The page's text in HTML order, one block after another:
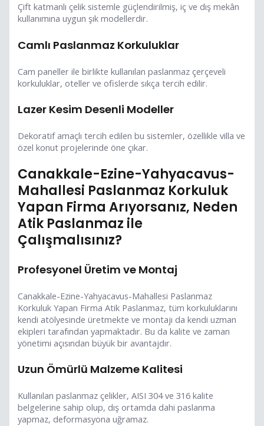
Çift katmanlı çelik sistemle güçlendirilmiş, iç ve dış mekân
kullanımına uygun şık modellerdir.
Camlı Paslanmaz Korkuluklar
Cam paneller ile birlikte kullanılan paslanmaz çerçeveli
korkuluklar, oteller ve ofislerde sıkça tercih edilir.
Lazer Kesim Desenli Modeller
Dekoratif amaçlı tercih edilen bu sistemler, özellikle villa ve
özel konut projelerinde öne çıkar.
Canakkale-Ezine-Yahyacavus-
Mahallesi Paslanmaz Korkuluk
Yapan Firma Arıyorsanız, Neden
Atik Paslanmaz ile
Çalışmalısınız?
Profesyonel Üretim ve Montaj
Canakkale-Ezine-Yahyacavus-Mahallesi Paslanmaz
Korkuluk Yapan Firma Atik Paslanmaz, tüm korkuluklarını
kendi atölyesinde üretmekte ve montajı da kendi uzman
ekipleri tarafından yapmaktadır. Bu da kalite ve zaman
yönetimi açısından büyük bir avantajdır.
Uzun Ömürlü Malzeme Kalitesi
Kullanılan paslanmaz çelikler, AISI 304 ve 316 kalite
belgelerine sahip olup, dış ortamda dahi paslanma
yapmaz, deformasyona uğramaz.